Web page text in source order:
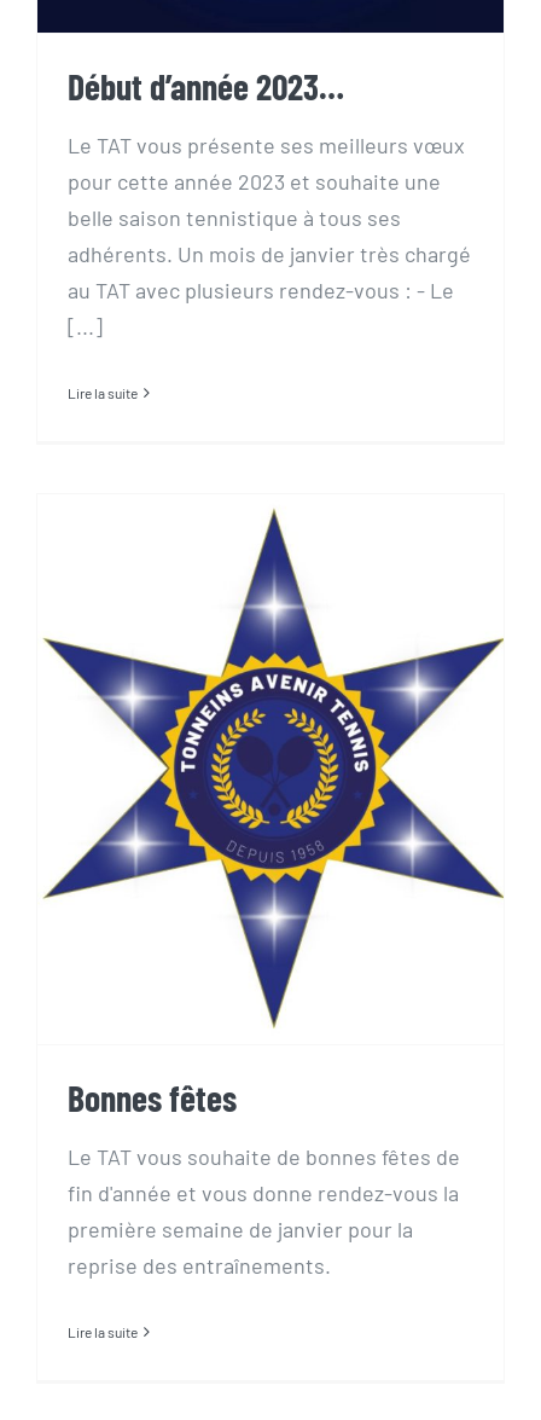
Début d’année 2023…
Le TAT vous présente ses meilleurs vœux
pour cette année 2023 et souhaite une
belle saison tennistique à tous ses
adhérents. Un mois de janvier très chargé
au TAT avec plusieurs rendez-vous : - Le
[...]
Lire la suite
Bonnes fêtes
Bonnes fêtes
Le TAT vous souhaite de bonnes fêtes de
fin d'année et vous donne rendez-vous la
première semaine de janvier pour la
reprise des entraînements.
Lire la suite